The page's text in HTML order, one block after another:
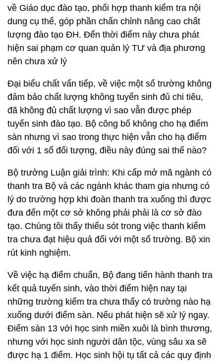
về Giáo dục đào tạo, phối hợp thanh kiểm tra nội
dung cụ thể, góp phần chấn chỉnh nâng cao chất
lượng đào tạo ĐH. Đến thời điểm này chưa phát
hiện sai phạm cơ quan quản lý TƯ và địa phương
nên chưa xử lý
Đại biểu chất vấn tiếp, về việc một số trường không
đảm bảo chất lượng không tuyển sinh đủ chi tiêu,
đã không đủ chất lượng vì sao vẫn được phép
tuyển sinh đào tạo. Bộ công bố không cho hạ điểm
sàn nhưng vì sao trong thực hiện vẫn cho hạ điểm
đối với 1 số đối tượng, điều này đúng sai thế nào?
Bộ trưởng Luận giải trình: Khi cấp mở mã ngành có
thanh tra Bộ và các ngành khác tham gia nhưng có
lý do trường hợp khi đoàn thanh tra xuống thì được
đưa đến một cơ sở không phải phải là cơ sở đào
tạo. Chúng tôi thấy thiếu sót trong việc thanh kiểm
tra chưa đạt hiệu quả đối với một số trường. Bộ xin
rút kinh nghiệm.
Về việc hạ điểm chuẩn, Bộ đang tiến hành thanh tra
kết quả tuyển sinh, vào thời điểm hiện nay tại
những trường kiểm tra chưa thấy có trường nào hạ
xuống dưới điểm sàn. Nếu phát hiện sẽ xử lý ngay.
Điểm sàn 13 với học sinh miền xuôi là bình thương,
nhưng với học sinh người dân tộc, vùng sâu xa sẽ
được hạ 1 điểm. Học sinh hội tụ tất cả các quy định